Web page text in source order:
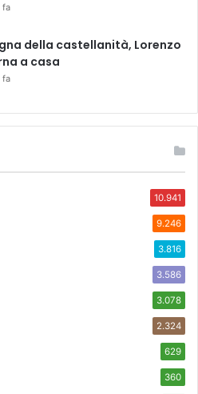
fa
della castellanità, Lorenzo
a casa
fa
10.941
9.246
3.816
3.586
3.078
2.324
629
360